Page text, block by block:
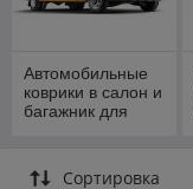
Автомобильные
коврики в салон и
багажник для
Сортировка